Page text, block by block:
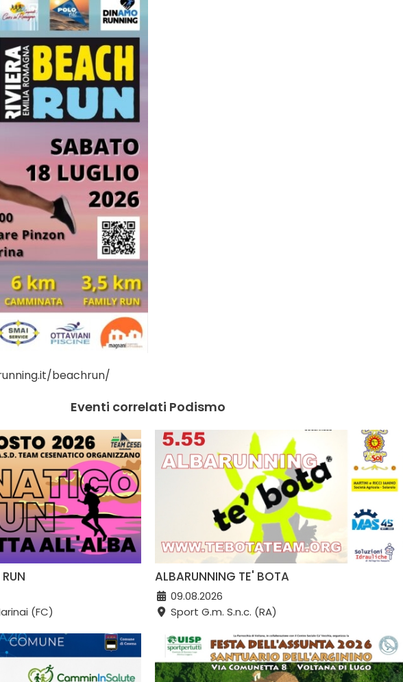
beachrun/
Eventi correlati Podismo
(FC)
ALBARUNNING TE' BOTA
09.08.2026
Sport G.m. S.n.c. (RA)